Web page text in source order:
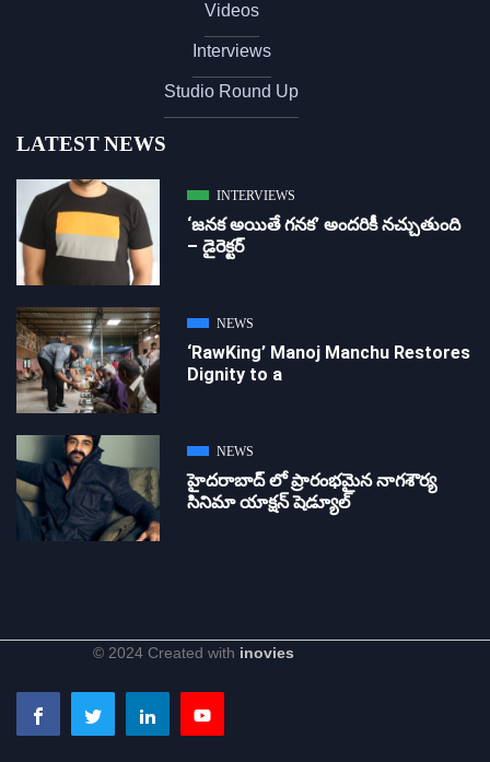
Videos
Interviews
Studio Round Up
LATEST NEWS
INTERVIEWS
‘జ‌న‌క అయితే గ‌న‌క‌’ అందరికీ నచ్చుతుంది
– డైరెక్ట‌ర్
NEWS
‘RawKing’ Manoj Manchu Restores
Dignity to a
NEWS
హైదరాబాద్ లో ప్రారంభమైన నాగశౌర్య
సినిమా యాక్షన్ షెడ్యూల్
© 2024 Created with inovies